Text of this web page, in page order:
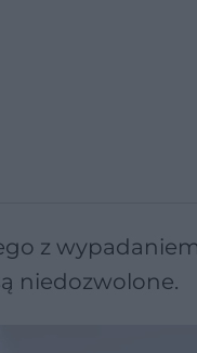
z
niedozwolone.